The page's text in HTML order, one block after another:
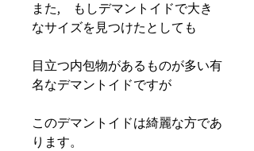
また,　もしデマントイドで大き
なサイズを見つけたとしても
目立つ内包物があるものが多い有
名なデマントイドですが
このデマントイドは綺麗な方であ
ります。